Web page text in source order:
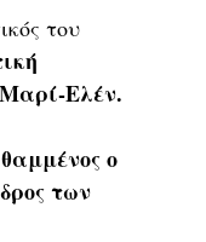
του
Ελέν.
ο
των